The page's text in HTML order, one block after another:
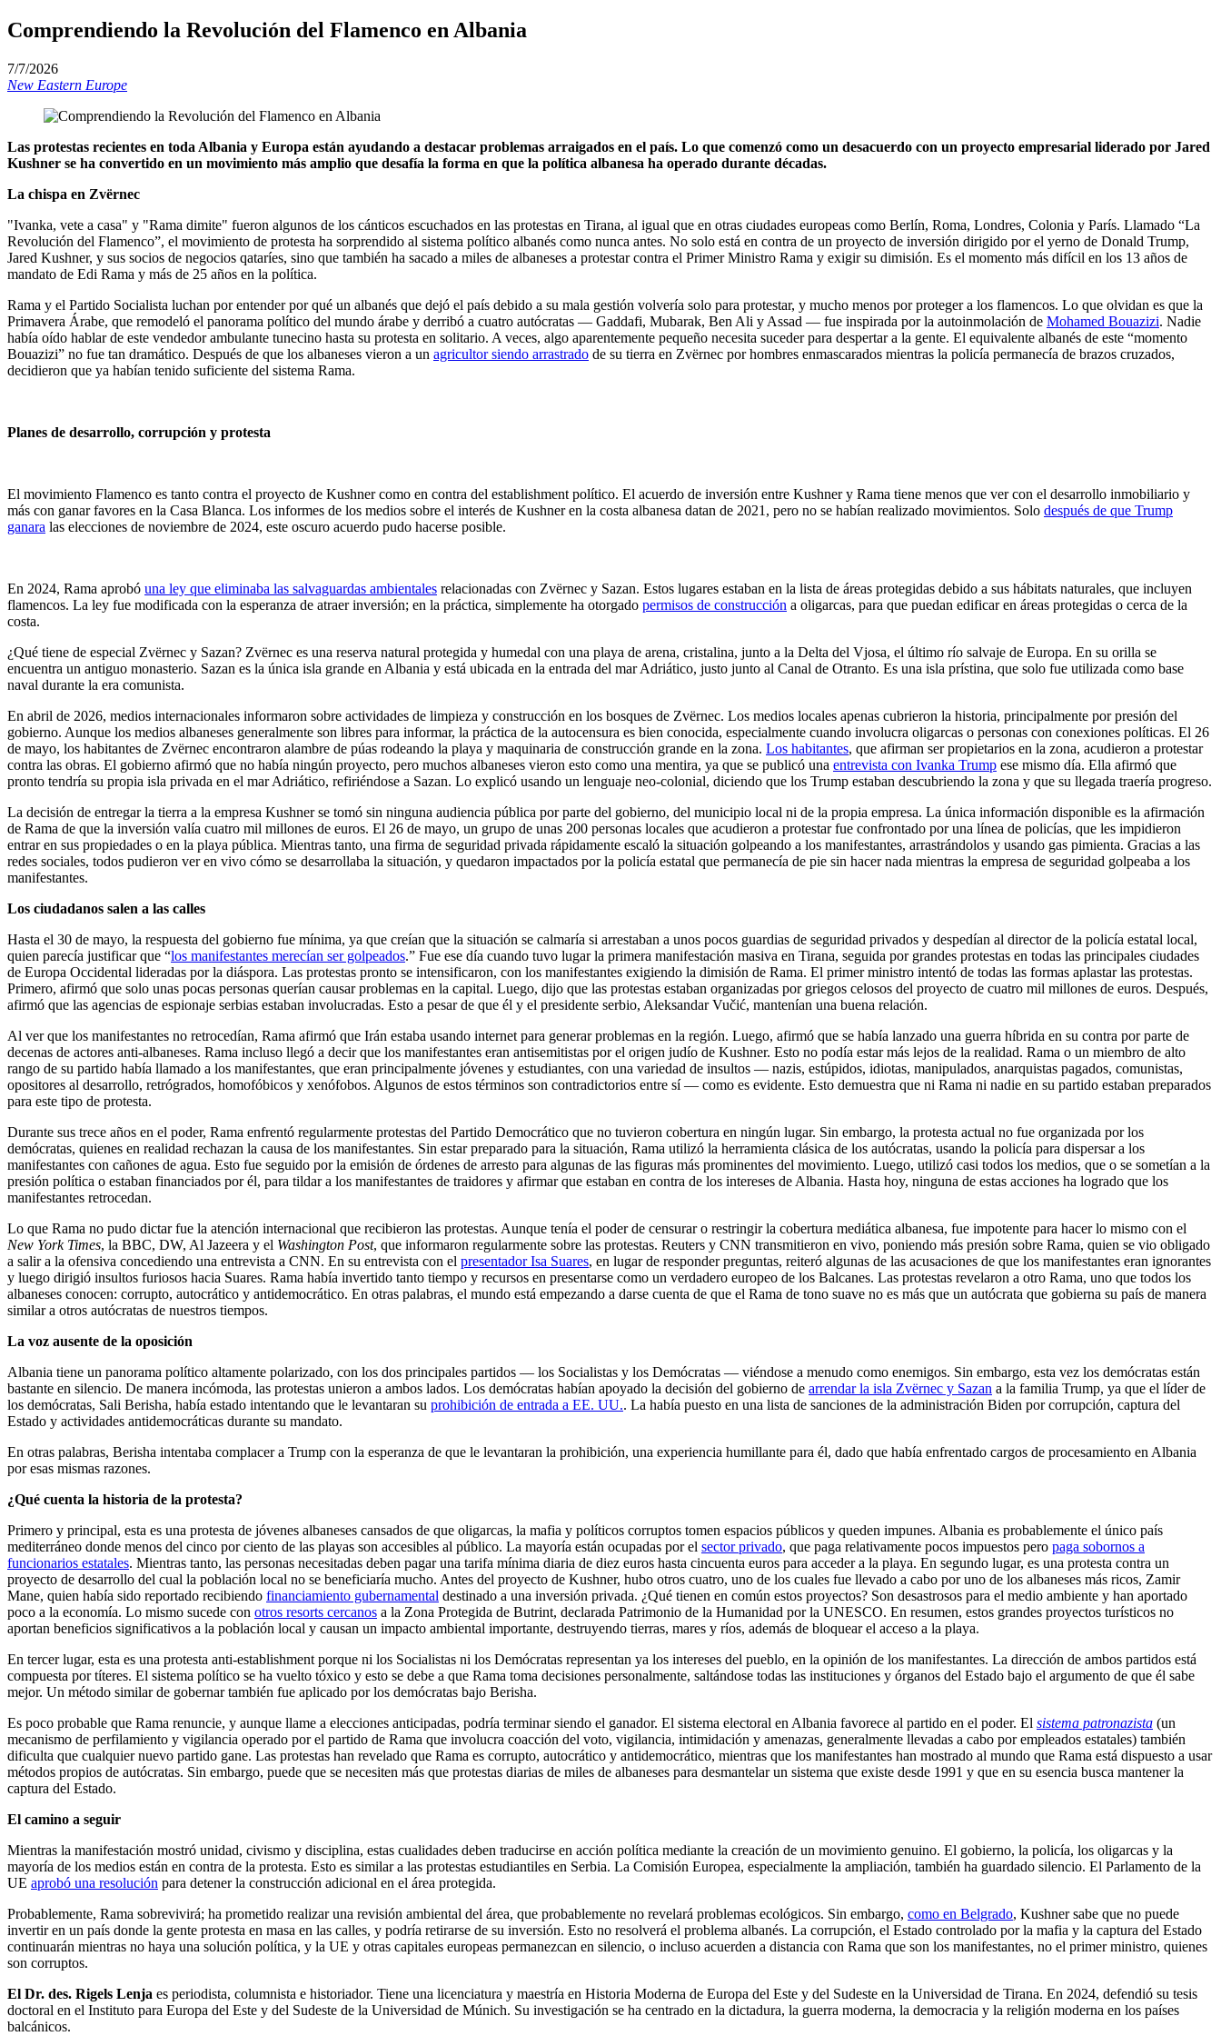
Comprendiendo la Revolución del Flamenco en Albania
7/7/2026
New Eastern Europe
Las protestas recientes en toda Albania y Europa están ayudando a destacar problemas arraigados en el país. Lo que comenzó como un desacuerdo con un proyecto empresarial liderado por Jared
Kushner se ha convertido en un movimiento más amplio que desafía la forma en que la política albanesa ha operado durante décadas.
La chispa en Zvërnec
"Ivanka, vete a casa" y "Rama dimite" fueron algunos de los cánticos escuchados en las protestas en Tirana, al igual que en otras ciudades europeas como Berlín, Roma, Londres, Colonia y París. Llamado “La
Revolución del Flamenco”, el movimiento de protesta ha sorprendido al sistema político albanés como nunca antes. No solo está en contra de un proyecto de inversión dirigido por el yerno de Donald Trump,
Jared Kushner, y sus socios de negocios qataríes, sino que también ha sacado a miles de albaneses a protestar contra el Primer Ministro Rama y exigir su dimisión. Es el momento más difícil en los 13 años de
mandato de Edi Rama y más de 25 años en la política.
Rama y el Partido Socialista luchan por entender por qué un albanés que dejó el país debido a su mala gestión volvería solo para protestar, y mucho menos por proteger a los flamencos. Lo que olvidan es que la
Primavera Árabe, que remodeló el panorama político del mundo árabe y derribó a cuatro autócratas — Gaddafi, Mubarak, Ben Ali y Assad — fue inspirada por la autoinmolación de Mohamed Bouazizi. Nadie
había oído hablar de este vendedor ambulante tunecino hasta su protesta en solitario. A veces, algo aparentemente pequeño necesita suceder para despertar a la gente. El equivalente albanés de este “momento
Bouazizi” no fue tan dramático. Después de que los albaneses vieron a un agricultor siendo arrastrado de su tierra en Zvërnec por hombres enmascarados mientras la policía permanecía de brazos cruzados,
decidieron que ya habían tenido suficiente del sistema Rama.
Planes de desarrollo, corrupción y protesta
El movimiento Flamenco es tanto contra el proyecto de Kushner como en contra del establishment político. El acuerdo de inversión entre Kushner y Rama tiene menos que ver con el desarrollo inmobiliario y
más con ganar favores en la Casa Blanca. Los informes de los medios sobre el interés de Kushner en la costa albanesa datan de 2021, pero no se habían realizado movimientos. Solo después de que Trump
ganara las elecciones de noviembre de 2024, este oscuro acuerdo pudo hacerse posible.
En 2024, Rama aprobó una ley que eliminaba las salvaguardas ambientales relacionadas con Zvërnec y Sazan. Estos lugares estaban en la lista de áreas protegidas debido a sus hábitats naturales, que incluyen
flamencos. La ley fue modificada con la esperanza de atraer inversión; en la práctica, simplemente ha otorgado permisos de construcción a oligarcas, para que puedan edificar en áreas protegidas o cerca de la
costa.
¿Qué tiene de especial Zvërnec y Sazan? Zvërnec es una reserva natural protegida y humedal con una playa de arena, cristalina, junto a la Delta del Vjosa, el último río salvaje de Europa. En su orilla se
encuentra un antiguo monasterio. Sazan es la única isla grande en Albania y está ubicada en la entrada del mar Adriático, justo junto al Canal de Otranto. Es una isla prístina, que solo fue utilizada como base
naval durante la era comunista.
En abril de 2026, medios internacionales informaron sobre actividades de limpieza y construcción en los bosques de Zvërnec. Los medios locales apenas cubrieron la historia, principalmente por presión del
gobierno. Aunque los medios albaneses generalmente son libres para informar, la práctica de la autocensura es bien conocida, especialmente cuando involucra oligarcas o personas con conexiones políticas. El 26
de mayo, los habitantes de Zvërnec encontraron alambre de púas rodeando la playa y maquinaria de construcción grande en la zona. Los habitantes, que afirman ser propietarios en la zona, acudieron a protestar
contra las obras. El gobierno afirmó que no había ningún proyecto, pero muchos albaneses vieron esto como una mentira, ya que se publicó una entrevista con Ivanka Trump ese mismo día. Ella afirmó que
pronto tendría su propia isla privada en el mar Adriático, refiriéndose a Sazan. Lo explicó usando un lenguaje neo-colonial, diciendo que los Trump estaban descubriendo la zona y que su llegada traería progreso.
La decisión de entregar la tierra a la empresa Kushner se tomó sin ninguna audiencia pública por parte del gobierno, del municipio local ni de la propia empresa. La única información disponible es la afirmación
de Rama de que la inversión valía cuatro mil millones de euros. El 26 de mayo, un grupo de unas 200 personas locales que acudieron a protestar fue confrontado por una línea de policías, que les impidieron
entrar en sus propiedades o en la playa pública. Mientras tanto, una firma de seguridad privada rápidamente escaló la situación golpeando a los manifestantes, arrastrándolos y usando gas pimienta. Gracias a las
redes sociales, todos pudieron ver en vivo cómo se desarrollaba la situación, y quedaron impactados por la policía estatal que permanecía de pie sin hacer nada mientras la empresa de seguridad golpeaba a los
manifestantes.
Los ciudadanos salen a las calles
Hasta el 30 de mayo, la respuesta del gobierno fue mínima, ya que creían que la situación se calmaría si arrestaban a unos pocos guardias de seguridad privados y despedían al director de la policía estatal local,
quien parecía justificar que “los manifestantes merecían ser golpeados.” Fue ese día cuando tuvo lugar la primera manifestación masiva en Tirana, seguida por grandes protestas en todas las principales ciudades
de Europa Occidental lideradas por la diáspora. Las protestas pronto se intensificaron, con los manifestantes exigiendo la dimisión de Rama. El primer ministro intentó de todas las formas aplastar las protestas.
Primero, afirmó que solo unas pocas personas querían causar problemas en la capital. Luego, dijo que las protestas estaban organizadas por griegos celosos del proyecto de cuatro mil millones de euros. Después,
afirmó que las agencias de espionaje serbias estaban involucradas. Esto a pesar de que él y el presidente serbio, Aleksandar Vučić, mantenían una buena relación.
Al ver que los manifestantes no retrocedían, Rama afirmó que Irán estaba usando internet para generar problemas en la región. Luego, afirmó que se había lanzado una guerra híbrida en su contra por parte de
decenas de actores anti-albaneses. Rama incluso llegó a decir que los manifestantes eran antisemitistas por el origen judío de Kushner. Esto no podía estar más lejos de la realidad. Rama o un miembro de alto
rango de su partido había llamado a los manifestantes, que eran principalmente jóvenes y estudiantes, con una variedad de insultos — nazis, estúpidos, idiotas, manipulados, anarquistas pagados, comunistas,
opositores al desarrollo, retrógrados, homofóbicos y xenófobos. Algunos de estos términos son contradictorios entre sí — como es evidente. Esto demuestra que ni Rama ni nadie en su partido estaban preparados
para este tipo de protesta.
Durante sus trece años en el poder, Rama enfrentó regularmente protestas del Partido Democrático que no tuvieron cobertura en ningún lugar. Sin embargo, la protesta actual no fue organizada por los
demócratas, quienes en realidad rechazan la causa de los manifestantes. Sin estar preparado para la situación, Rama utilizó la herramienta clásica de los autócratas, usando la policía para dispersar a los
manifestantes con cañones de agua. Esto fue seguido por la emisión de órdenes de arresto para algunas de las figuras más prominentes del movimiento. Luego, utilizó casi todos los medios, que o se sometían a la
presión política o estaban financiados por él, para tildar a los manifestantes de traidores y afirmar que estaban en contra de los intereses de Albania. Hasta hoy, ninguna de estas acciones ha logrado que los
manifestantes retrocedan.
Lo que Rama no pudo dictar fue la atención internacional que recibieron las protestas. Aunque tenía el poder de censurar o restringir la cobertura mediática albanesa, fue impotente para hacer lo mismo con el
New York Times, la BBC, DW, Al Jazeera y el Washington Post, que informaron regularmente sobre las protestas. Reuters y CNN transmitieron en vivo, poniendo más presión sobre Rama, quien se vio obligado
a salir a la ofensiva concediendo una entrevista a CNN. En su entrevista con el presentador Isa Suares, en lugar de responder preguntas, reiteró algunas de las acusaciones de que los manifestantes eran ignorantes
y luego dirigió insultos furiosos hacia Suares. Rama había invertido tanto tiempo y recursos en presentarse como un verdadero europeo de los Balcanes. Las protestas revelaron a otro Rama, uno que todos los
albaneses conocen: corrupto, autocrático y antidemocrático. En otras palabras, el mundo está empezando a darse cuenta de que el Rama de tono suave no es más que un autócrata que gobierna su país de manera
similar a otros autócratas de nuestros tiempos.
La voz ausente de la oposición
Albania tiene un panorama político altamente polarizado, con los dos principales partidos — los Socialistas y los Demócratas — viéndose a menudo como enemigos. Sin embargo, esta vez los demócratas están
bastante en silencio. De manera incómoda, las protestas unieron a ambos lados. Los demócratas habían apoyado la decisión del gobierno de arrendar la isla Zvërnec y Sazan a la familia Trump, ya que el líder de
los demócratas, Sali Berisha, había estado intentando que le levantaran su prohibición de entrada a EE. UU.. La había puesto en una lista de sanciones de la administración Biden por corrupción, captura del
Estado y actividades antidemocráticas durante su mandato.
En otras palabras, Berisha intentaba complacer a Trump con la esperanza de que le levantaran la prohibición, una experiencia humillante para él, dado que había enfrentado cargos de procesamiento en Albania
por esas mismas razones.
¿Qué cuenta la historia de la protesta?
Primero y principal, esta es una protesta de jóvenes albaneses cansados de que oligarcas, la mafia y políticos corruptos tomen espacios públicos y queden impunes. Albania es probablemente el único país
mediterráneo donde menos del cinco por ciento de las playas son accesibles al público. La mayoría están ocupadas por el sector privado, que paga relativamente pocos impuestos pero paga sobornos a
funcionarios estatales. Mientras tanto, las personas necesitadas deben pagar una tarifa mínima diaria de diez euros hasta cincuenta euros para acceder a la playa. En segundo lugar, es una protesta contra un
proyecto de desarrollo del cual la población local no se beneficiaría mucho. Antes del proyecto de Kushner, hubo otros cuatro, uno de los cuales fue llevado a cabo por uno de los albaneses más ricos, Zamir
Mane, quien había sido reportado recibiendo financiamiento gubernamental destinado a una inversión privada. ¿Qué tienen en común estos proyectos? Son desastrosos para el medio ambiente y han aportado
poco a la economía. Lo mismo sucede con otros resorts cercanos a la Zona Protegida de Butrint, declarada Patrimonio de la Humanidad por la UNESCO. En resumen, estos grandes proyectos turísticos no
aportan beneficios significativos a la población local y causan un impacto ambiental importante, destruyendo tierras, mares y ríos, además de bloquear el acceso a la playa.
En tercer lugar, esta es una protesta anti-establishment porque ni los Socialistas ni los Demócratas representan ya los intereses del pueblo, en la opinión de los manifestantes. La dirección de ambos partidos está
compuesta por títeres. El sistema político se ha vuelto tóxico y esto se debe a que Rama toma decisiones personalmente, saltándose todas las instituciones y órganos del Estado bajo el argumento de que él sabe
mejor. Un método similar de gobernar también fue aplicado por los demócratas bajo Berisha.
Es poco probable que Rama renuncie, y aunque llame a elecciones anticipadas, podría terminar siendo el ganador. El sistema electoral en Albania favorece al partido en el poder. El sistema patronazista (un
mecanismo de perfilamiento y vigilancia operado por el partido de Rama que involucra coacción del voto, vigilancia, intimidación y amenazas, generalmente llevadas a cabo por empleados estatales) también
dificulta que cualquier nuevo partido gane. Las protestas han revelado que Rama es corrupto, autocrático y antidemocrático, mientras que los manifestantes han mostrado al mundo que Rama está dispuesto a usar
métodos propios de autócratas. Sin embargo, puede que se necesiten más que protestas diarias de miles de albaneses para desmantelar un sistema que existe desde 1991 y que en su esencia busca mantener la
captura del Estado.
El camino a seguir
Mientras la manifestación mostró unidad, civismo y disciplina, estas cualidades deben traducirse en acción política mediante la creación de un movimiento genuino. El gobierno, la policía, los oligarcas y la
mayoría de los medios están en contra de la protesta. Esto es similar a las protestas estudiantiles en Serbia. La Comisión Europea, especialmente la ampliación, también ha guardado silencio. El Parlamento de la
UE aprobó una resolución para detener la construcción adicional en el área protegida.
Probablemente, Rama sobrevivirá; ha prometido realizar una revisión ambiental del área, que probablemente no revelará problemas ecológicos. Sin embargo, como en Belgrado, Kushner sabe que no puede
invertir en un país donde la gente protesta en masa en las calles, y podría retirarse de su inversión. Esto no resolverá el problema albanés. La corrupción, el Estado controlado por la mafia y la captura del Estado
continuarán mientras no haya una solución política, y la UE y otras capitales europeas permanezcan en silencio, o incluso acuerden a distancia con Rama que son los manifestantes, no el primer ministro, quienes
son corruptos.
El Dr. des. Rigels Lenja es periodista, columnista e historiador. Tiene una licenciatura y maestría en Historia Moderna de Europa del Este y del Sudeste en la Universidad de Tirana. En 2024, defendió su tesis
doctoral en el Instituto para Europa del Este y del Sudeste de la Universidad de Múnich. Su investigación se ha centrado en la dictadura, la guerra moderna, la democracia y la religión moderna en los países
balcánicos.